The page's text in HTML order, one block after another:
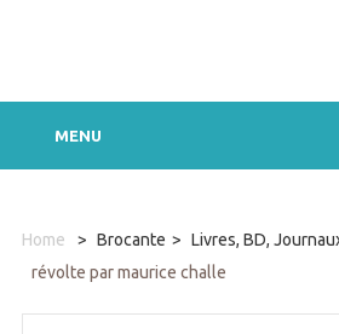
MENU
Home > Brocante > Livres, BD,
révolte par maurice challe